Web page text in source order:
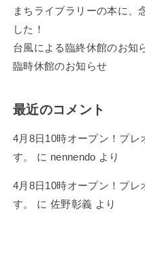
まちライブラリーの本に、
した！
台風による臨終休館のお知
臨時休館のお知らせ
最近のコメント
4月8日10時オープン！プレ
す。
に nennendo より
4月8日10時オープン！プレ
す。
に 佐野彰義 より